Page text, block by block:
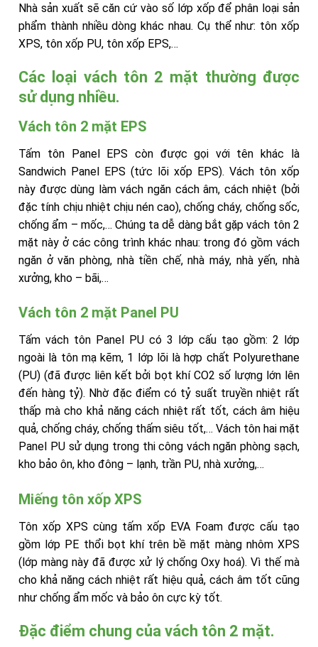
Nhà sản xuất sẽ căn cứ vào số lớp xốp để phân loại sản
phẩm thành nhiều dòng khác nhau. Cụ thể như: tôn xốp
XPS, tôn xốp PU, tôn xốp EPS,…
Các loại vách tôn 2 mặt thường được
sử dụng nhiều.
Vách tôn 2 mặt EPS
Tấm tôn Panel EPS còn được gọi với tên khác là
Sandwich Panel EPS (tức lõi xốp EPS). Vách tôn xốp
này được dùng làm vách ngăn cách âm, cách nhiệt (bởi
đặc tính chịu nhiệt chịu nén cao), chống cháy, chống sốc,
chống ẩm – mốc,… Chúng ta dễ dàng bắt gặp vách tôn 2
mặt này ở các công trình khác nhau: trong đó gồm vách
ngăn ở văn phòng, nhà tiền chế, nhà máy, nhà yến, nhà
xưởng, kho – bãi,…
Vách tôn 2 mặt Panel PU
Tấm vách tôn Panel PU có 3 lớp cấu tạo gồm: 2 lớp
ngoài là tôn mạ kẽm, 1 lớp lõi là hợp chất Polyurethane
(PU) (đã được liên kết bởi bọt khí CO2 số lượng lớn lên
đến hàng tỷ). Nhờ đặc điểm có tỷ suất truyền nhiệt rất
thấp mà cho khả năng cách nhiệt rất tốt, cách âm hiệu
quả, chống cháy, chống thấm siêu tốt,… Vách tôn hai mặt
Panel PU sử dụng trong thi công vách ngăn phòng sạch,
kho bảo ôn, kho đông – lạnh, trần PU, nhà xưởng,…
Miếng tôn xốp XPS
Tôn xốp XPS cùng tấm xốp EVA Foam được cấu tạo
gồm lớp PE thổi bọt khí trên bề mặt màng nhôm XPS
(lớp màng này đã được xử lý chống Oxy hoá). Vì thế mà
cho khả năng cách nhiệt rất hiệu quả, cách âm tốt cũng
như chống ẩm mốc và bảo ôn cực kỳ tốt.
Đặc điểm chung của vách tôn 2 mặt.